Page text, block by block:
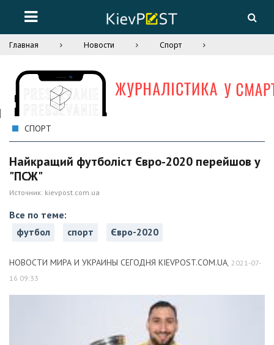
Главная Новости Спорт
СПОРТ
Найкращий футболіст Євро-2020 перейшов у
"ПСЖ"
Источник: kievpost.com.ua
Все по теме:
футбол
спорт Євро-2020
НОВОСТИ МИРА И УКРАИНЫ СЕГОДНЯ KIEVPOST.COM.UA, 2021-07-
16 09:33